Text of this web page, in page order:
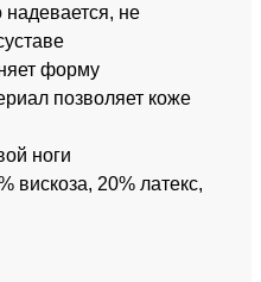
надевается, не
форму
позволяет коже
ноги
вискоза, 20% латекс,